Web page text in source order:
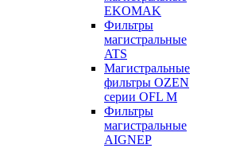
EKOMAK
Фильтры
магистральные
ATS
Магистральные
фильтры OZEN
серии OFL M
Фильтры
магистральные
AIGNEP